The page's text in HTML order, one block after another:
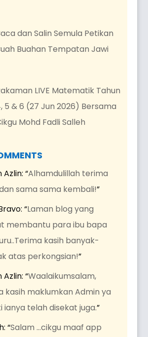
dan Salin Semula Petikan
Buahan Tempatan Jawi
LIVE Matematik Tahun
5 & 6 (27 Jun 2026) Bersama
Mohd Fadli Salleh
Azlin: “Alhamdulillah terima
sama sama kembali!”
: “Laman blog yang
membantu para ibu bapa
kasih banyak-
atas perkongsian!”
Azlin: “Waalaikumsalam,
kasih maklumkan Admin ya
ianya telah disekat juga.”
: “Salam …cikgu maaf app